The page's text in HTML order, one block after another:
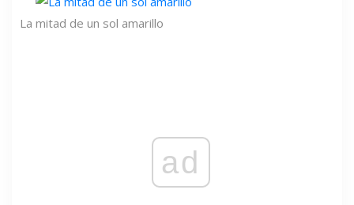
La mitad de un sol amarillo
ad